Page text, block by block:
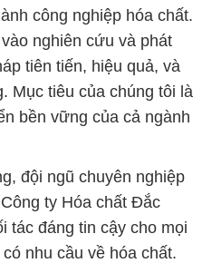
công nghiệp hóa chất.
nghiên cứu và phát
tiên tiến, hiệu quả, và
Mục tiêu của chúng tôi là
bền vững của cả ngành
đội ngũ chuyên nghiệp
ty Hóa chất Đắc
tác đáng tin cậy cho mọi
nhu cầu về hóa chất.